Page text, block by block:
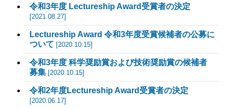
令和3年度 Lectureship Award受賞者の決定
[2021.08.27]
Lectureship Award 令和3年度受賞候補者の公募に
ついて [2020.10.15]
令和3年度 科学奨励賞および技術奨励賞の候補者
募集[2020.10.15]
令和2年度Lectureship Award受賞者の決定
[2020.06.17]